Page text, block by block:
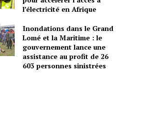
l’électricité en Afrique
Inondations dans le Grand
Lomé et la Maritime : le
gouvernement lance une
assistance au profit de 26
603 personnes sinistrées